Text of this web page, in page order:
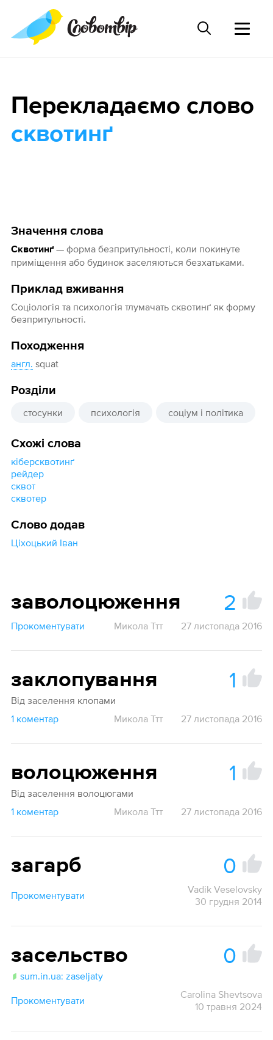
Значення слова
Сквотинґ— форма безпритульності, коли покинуте
приміщення або будинок заселяються безхатьками.
Приклад вживання
Соціологія та психологія тлумачать сквотинґ як форму
безпритульності.
Походження
англ. squat
Розділи
стосунки психологія соціум і політика
Схожі слова
кіберсквотинґ
рейдер
сквот
сквотер
Слово додав
Ціхоцький Іван
Перекладаємо слово
сквотинґ
заволоцюження 2
Прокоментувати Микола Ттт 27 листопада 2016
заклопування 1
Від заселення клопами
1 коментар
Микола Ттт 27 листопада 2016
волоцюження 1
Від заселення волоцюгами
1 коментар
Микола Ттт 27 листопада 2016
загарб 0
Прокоментувати
Vadik Veselovsky
30 грудня 2014
засельство 0
sum.in.ua: zaseljaty
Прокоментувати
Carolina Shevtsova
10 травня 2024